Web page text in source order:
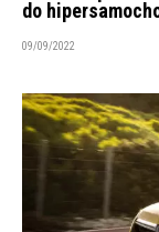
do
09/09/2022